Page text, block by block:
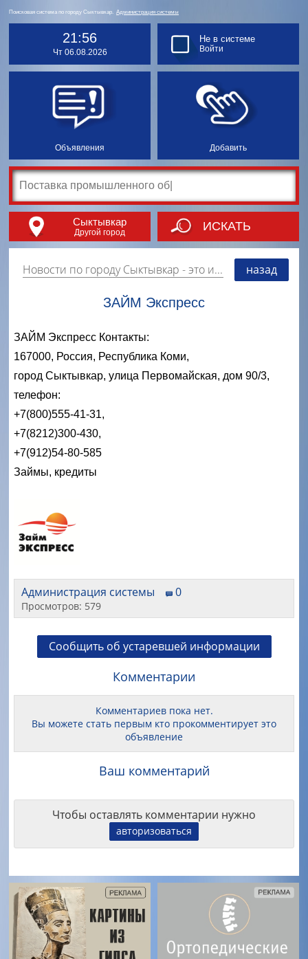
Поисковая система по городу Сыктывкар. Администрация системы
21:57
Чт 06.08.2026
Объявления Добавить
Не в системе
Войти
Сыктывкар
Другой город ИСКАТЬ
Новости по городу Сыктывкар - это информация о событиях, мероприятиях и торгово-коммерческой деятельности города. Страницу наполняют платные и бесплатные объявления, имеющие функцию "поднятия вверх списка". назад
ЗАЙМ Экспресс
ЗАЙМ Экспресс Контакты:
167000, Россия, Республика Коми,
город Сыктывкар, улица Первомайская, дом 90/3,
телефон:
+7(800)555-41-31,
+7(8212)300-430,
+7(912)54-80-585
Займы, кредиты
Администрация системы 0
Просмотров: 579
Сообщить об устаревшей информации
Комментарии
Комментариев пока нет.
Вы можете стать первым кто прокомментирует это
объявление
Ваш комментарий
Чтобы оставлять комментарии нужно
авторизоваться